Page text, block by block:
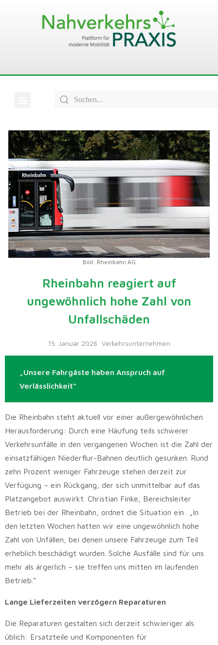
Bild: Rheinbahn AG
Rheinbahn reagiert auf
ungewöhnlich hohe Zahl von
Unfallschäden
15. Januar 2026 Verkehrsunternehmen
„Unsere Fahrgäste haben Anspruch auf
Verlässlichkeit“
Die Rheinbahn steht aktuell vor einer außergewöhnlichen
Herausforderung: Durch eine Häufung teils schwerer
Verkehrsunfälle in den vergangenen Wochen ist die Zahl der
einsatzfähigen Niederflur-Bahnen deutlich gesunken. Rund
zehn Prozent weniger Fahrzeuge stehen derzeit zur
Verfügung – ein Rückgang, der sich unmittelbar auf das
Platzangebot auswirkt. Christian Finke, Bereichsleiter
Betrieb bei der Rheinbahn, ordnet die Situation ein: „In
den letzten Wochen hatten wir eine ungewöhnlich hohe
Zahl von Unfällen, bei denen unsere Fahrzeuge zum Teil
erheblich beschädigt wurden. Solche Ausfälle sind für uns
mehr als ärgerlich – sie treffen uns mitten im laufenden
Betrieb.“
Lange Lieferzeiten verzögern Reparaturen
Die Reparaturen gestalten sich derzeit schwieriger als
üblich: Ersatzteile und Komponenten für